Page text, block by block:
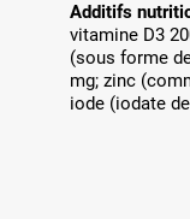
Additifs
vitamine D3
(sous forme
mg; zinc
iode (iodate